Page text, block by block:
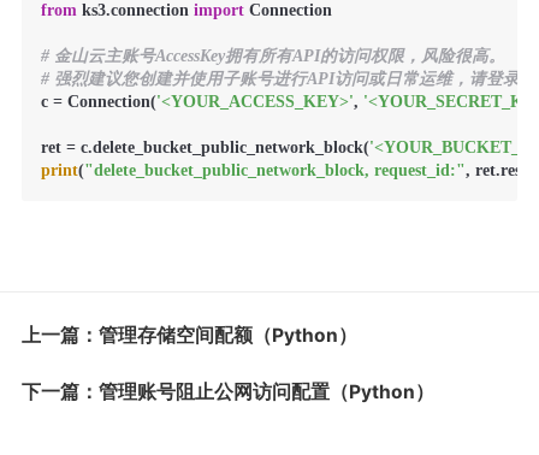
from ks3.connection import Connection
# 金山云主账号AccessKey拥有所有API的访问权限，风险很高。
# 强烈建议您创建并使用子账号进行API访问或日常运维，请登录
c = Connection('<YOUR_ACCESS_KEY>',
ret = c.delete_bucket_public_network_block(
print("delete_bucket_public_network_block, request_id:",
上一篇：管理存储空间配额（Python）
下一篇：管理账号阻止公网访问配置（Python）